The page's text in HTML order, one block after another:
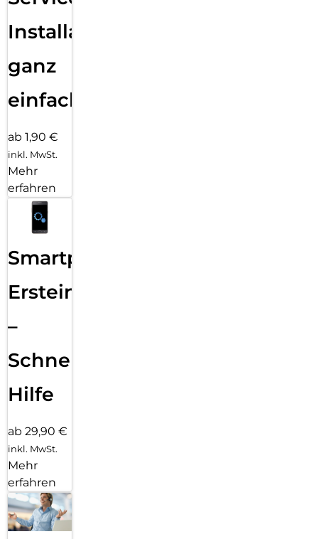
Installation
ganz
einfach
ab 1,90 €
inkl. MwSt.
Mehr
erfahren
Smartphone
Ersteinrichtung
–
Schnelle
Hilfe
ab 29,90 €
inkl. MwSt.
Mehr
erfahren